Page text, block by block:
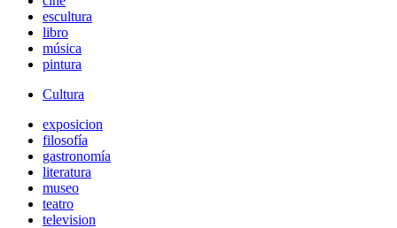
escultura
libro
música
pintura
Cultura
exposicion
filosofía
gastronomía
literatura
museo
teatro
television